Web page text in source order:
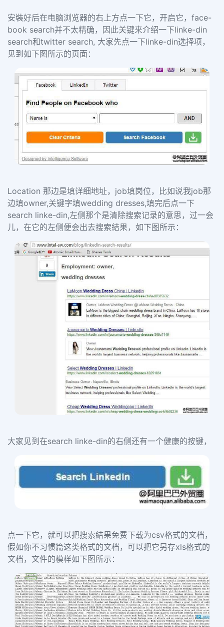
安裝好后在电脑浏览器的右上方点一下它，开启它， face-
book search并不太精确，因此关键来介绍一下linke-din
search和twitter search, 大家先点一下linke-din选择项，
见到如下图所示的页面：
Location 那边是填详细地址， job填岗位，比如说我job那
边填owner,关键字填wedding dresses,填完后点一下
search linke-din,左侧那个是清除搜索记录的意思，过一会
儿，在它的左侧便会出去搜索結果，如下图所示：
大家见到在search linke-din的右侧还有一个健康的按键，
点一下它，就可以把搜索結果免费下载为csv格式的文档，
假如你不习惯篇这类格式的文档，可以把它另存xls格式的
文档，文件的模样如下图所示：